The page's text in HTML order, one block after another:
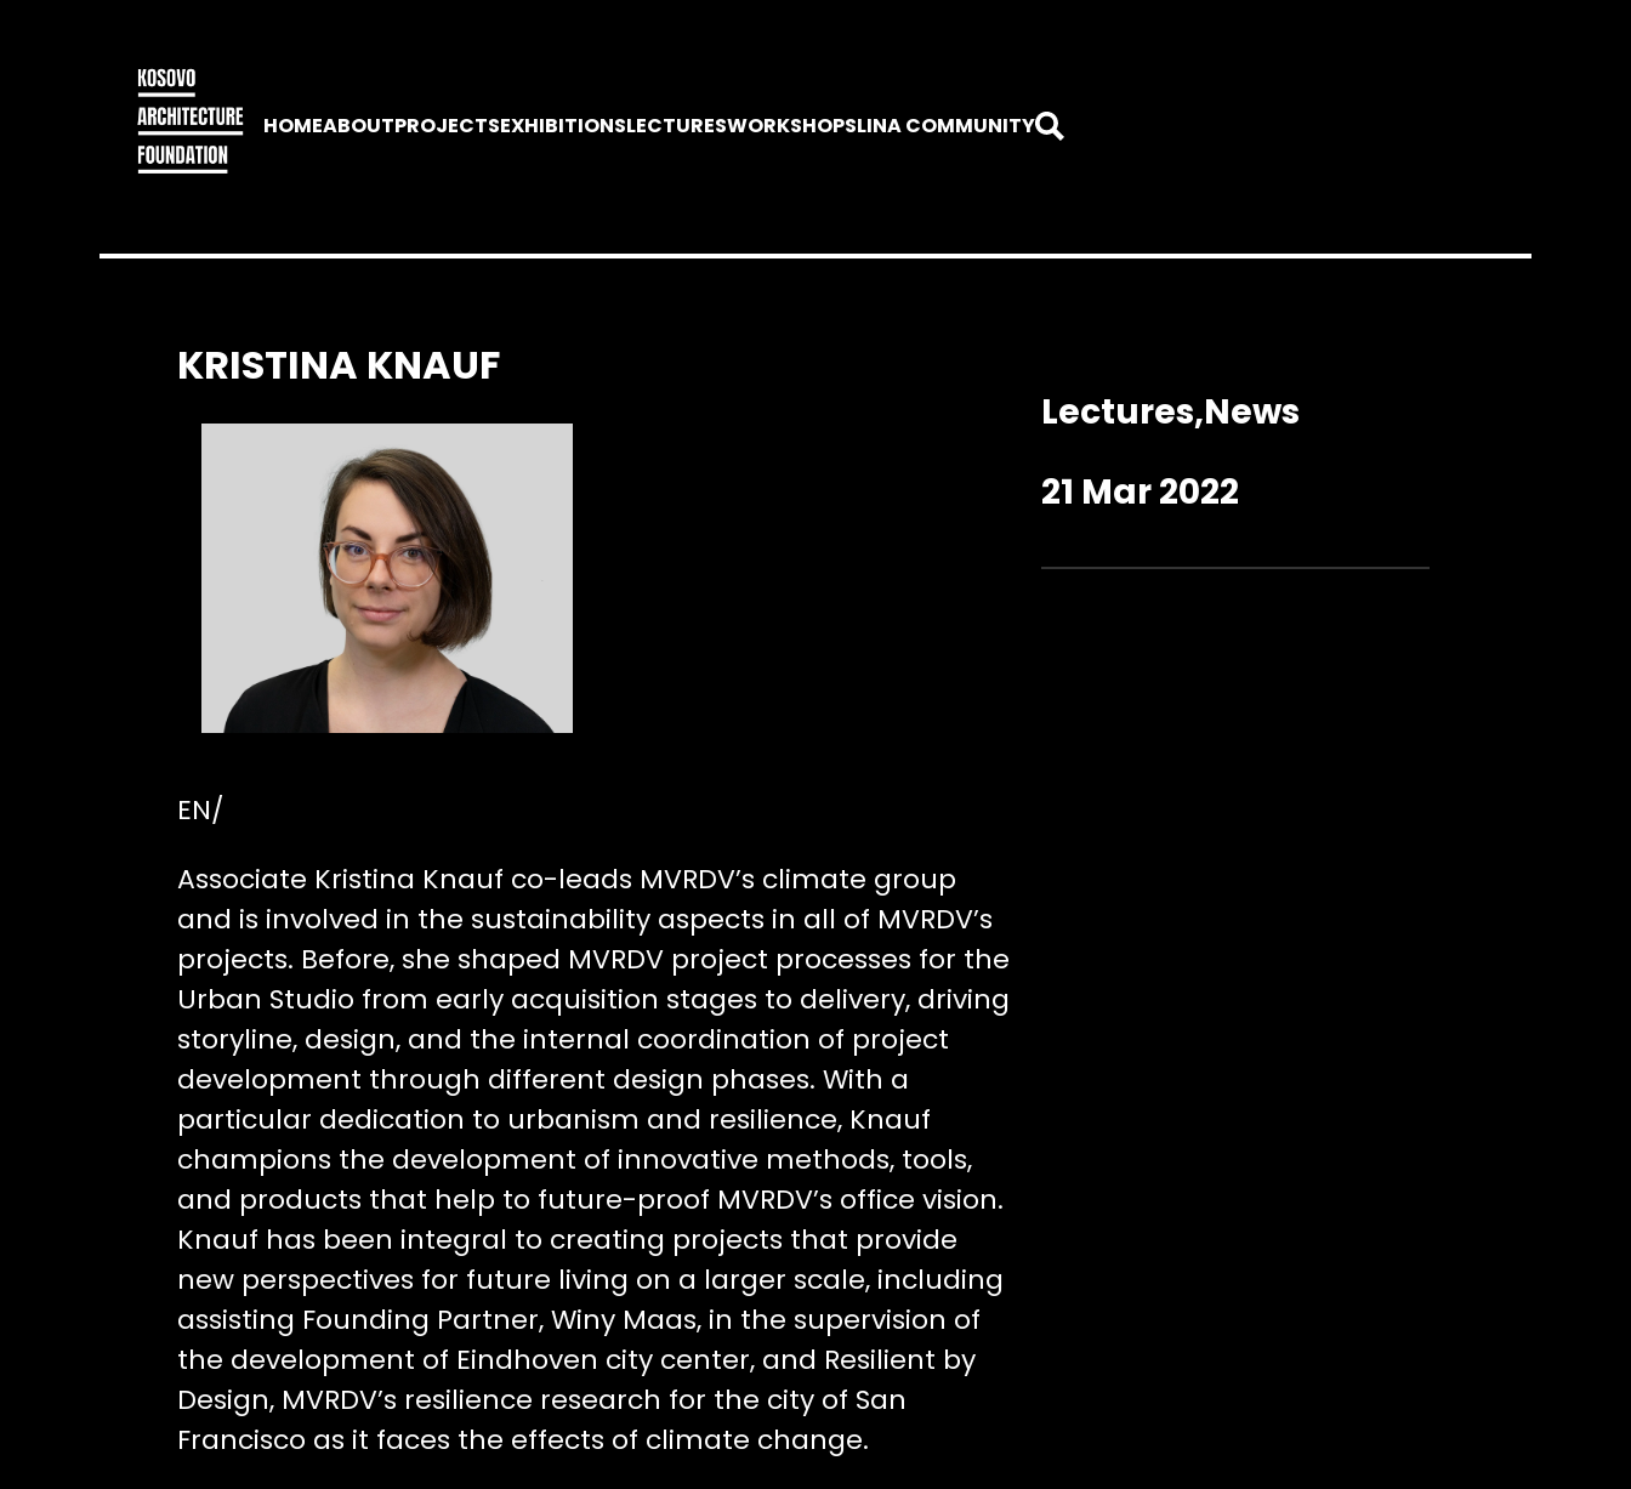
HOMEABOUTPROJECTSEXHIBITIONSLECTURESWORKSHOPSLINA COMMUNITY
KRISTINA KNAUF
EN/
Associate Kristina Knauf co-leads MVRDV’s climate group
and is involved in the sustainability aspects in all of MVRDV’s
projects. Before, she shaped MVRDV project processes for the
Urban Studio from early acquisition stages to delivery, driving
storyline, design, and the internal coordination of project
development through different design phases. With a
particular dedication to urbanism and resilience, Knauf
champions the development of innovative methods, tools,
and products that help to future-proof MVRDV’s office vision.
Knauf has been integral to creating projects that provide
new perspectives for future living on a larger scale, including
assisting Founding Partner, Winy Maas, in the supervision of
the development of Eindhoven city center, and Resilient by
Design, MVRDV’s resilience research for the city of San
Francisco as it faces the effects of climate change.
Lectures News
21 Mar 2022